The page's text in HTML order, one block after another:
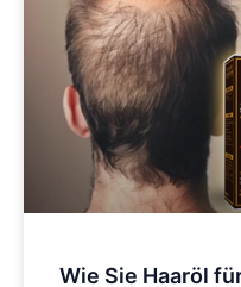
Wie Sie Haaröl